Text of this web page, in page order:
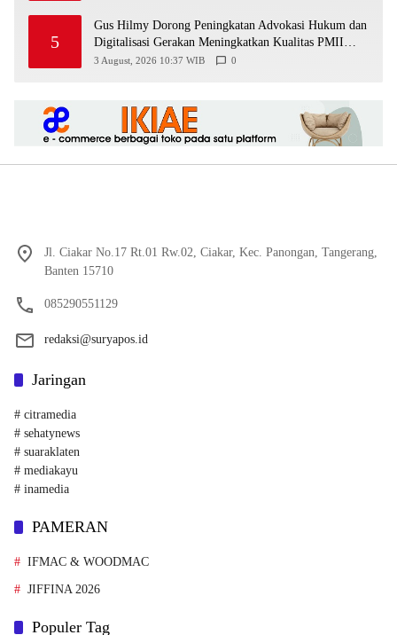
5
Gus Hilmy Dorong Peningkatan Advokasi Hukum dan
Digitalisasi Gerakan Meningkatkan Kualitas PMII
DIY
3 August, 2026 10:37 WIB 0
Jl. Ciakar No.17 Rt.01 Rw.02, Ciakar, Kec. Panongan, Tangerang,
Banten 15710
085290551129
redaksi@suryapos.id
Jaringan
# citramedia
# sehatynews
# suaraklaten
# mediakayu
# inamedia
PAMERAN
IFMAC & WOODMAC
JIFFINA 2026
Populer Tag